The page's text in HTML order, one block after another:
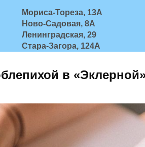
Мориса-Тореза, 13А
Ново-Садовая, 8А
Ленинградская, 29
Стара-Загора, 124А
в